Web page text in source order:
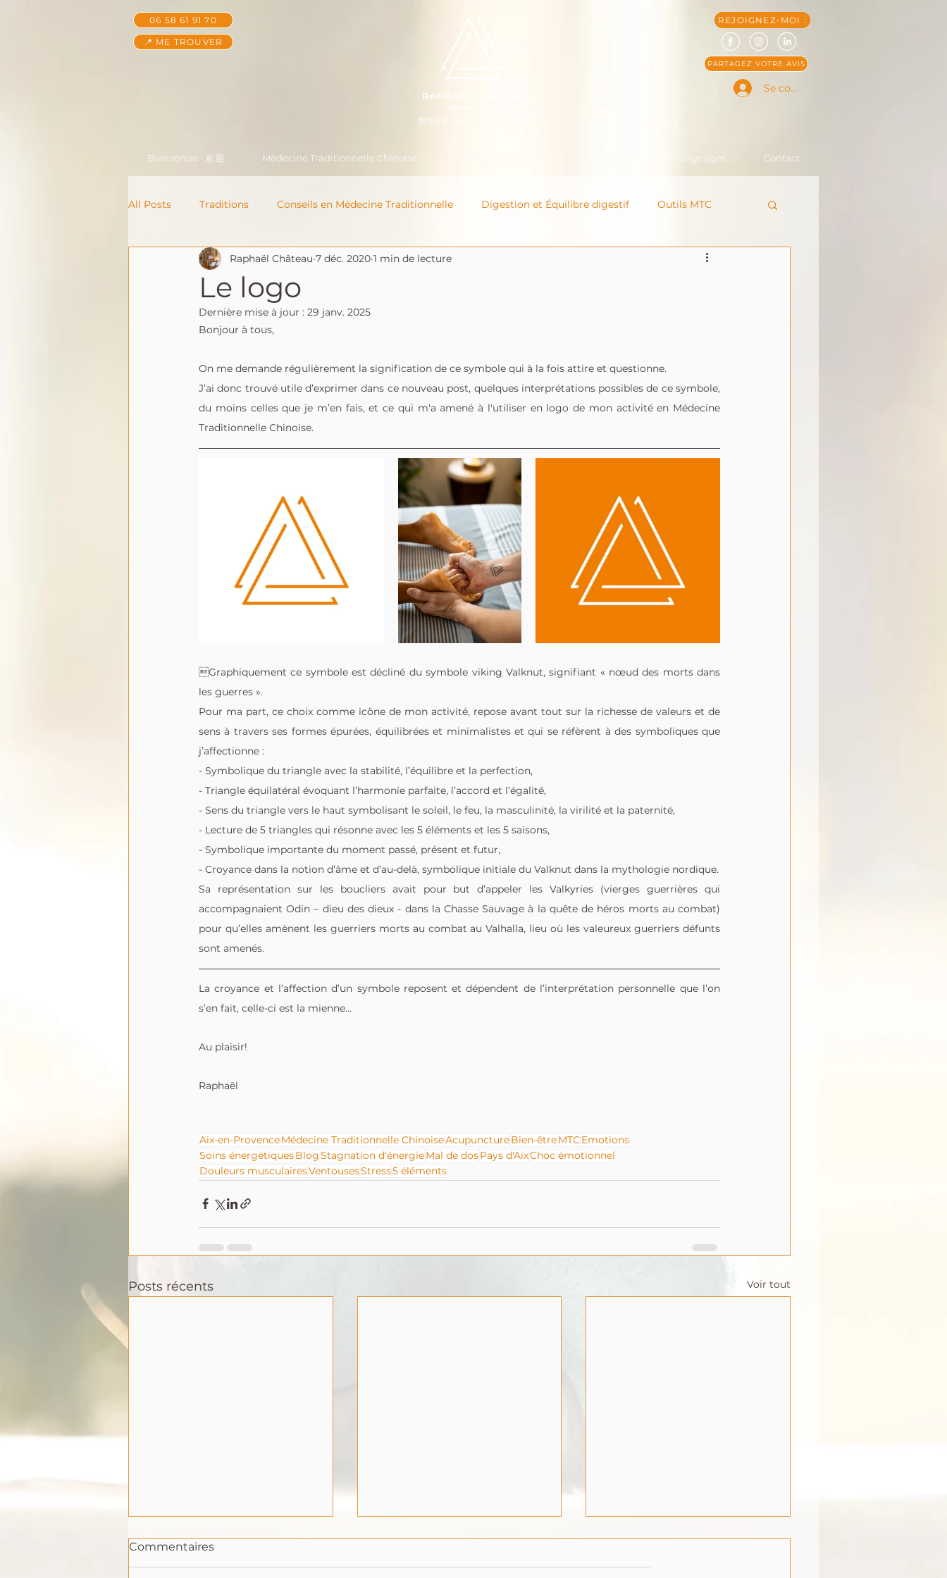
06 58 61 91 70
📍 ME TROUVER
REJOIGNEZ-MOI :
PARTAGEZ VOTRE AVIS
Se connecter
Bienvenue - 欢迎 Médecine Traditionnelle Chinoise Témoignages Contact
All Posts Traditions Conseils en Médecine Traditionnelle Digestion et Équilibre digestif Outils MTC
Le logo
Raphaël Château 7 déc. 2020 1 min de lecture
Dernière mise à jour : 29 janv. 2025
Bonjour à tous,
On me demande régulièrement la signification de ce symbole qui à la fois attire et questionne.
J’ai donc trouvé utile d’exprimer dans ce nouveau post, quelques interprétations possibles de ce symbole,
du moins celles que je m’en fais, et ce qui m'a amené à l'utiliser en logo de mon activité en Médecine
Traditionnelle Chinoise.
Graphiquement ce symbole est décliné du symbole viking Valknut, signifiant « nœud des morts dans
les guerres ».
Pour ma part, ce choix comme icône de mon activité, repose avant tout sur la richesse de valeurs et de
sens à travers ses formes épurées, équilibrées et minimalistes et qui se réfèrent à des symboliques que
j’affectionne :
- Symbolique du triangle avec la stabilité, l’équilibre et la perfection,
- Triangle équilatéral évoquant l’harmonie parfaite, l’accord et l’égalité,
- Sens du triangle vers le haut symbolisant le soleil, le feu, la masculinité, la virilité et la paternité,
- Lecture de 5 triangles qui résonne avec les 5 éléments et les 5 saisons,
- Symbolique importante du moment passé, présent et futur,
Sa représentation sur les boucliers avait pour but d’appeler les Valkyries (vierges guerrières qui
accompagnaient Odin – dieu des dieux - dans la Chasse Sauvage à la quête de héros morts au combat)
pour qu’elles amènent les guerriers morts au combat au Valhalla, lieu où les valeureux guerriers défunts
sont amenés.
La croyance et l’affection d’un symbole reposent et dépendent de l’interprétation personnelle que l’on
s’en fait, celle-ci est la mienne…
Au plaisir!
Raphaël
Aix-en-ProvenceMédecine Traditionnelle ChinoiseAcupunctureBien-êtreMTCEmotions
Soins énergétiquesBlogStagnation d'énergieMal de dosPays d'AixChoc émotionnel
Douleurs musculairesVentousesStress5 éléments
Posts récents Voir tout
Commentaires